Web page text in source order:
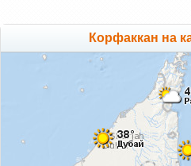
Корфаккан на